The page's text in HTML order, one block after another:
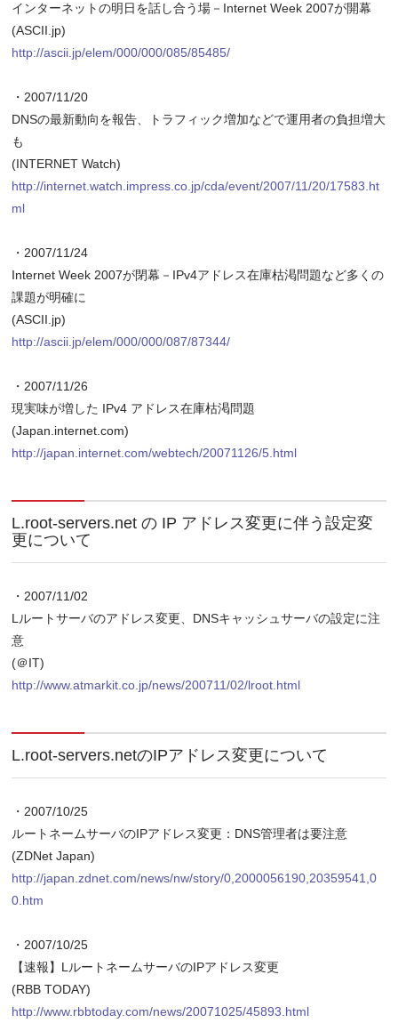
インターネットの明日を話し合う場－Internet Week 2007が開幕
(ASCII.jp)
http://ascii.jp/elem/000/000/085/85485/
・2007/11/20
DNSの最新動向を報告、トラフィック増加などで運用者の負担増大
も
(INTERNET Watch)
http://internet.watch.impress.co.jp/cda/event/2007/11/20/17583.ht
ml
・2007/11/24
Internet Week 2007が閉幕－IPv4アドレス在庫枯渇問題など多くの
課題が明確に
(ASCII.jp)
http://ascii.jp/elem/000/000/087/87344/
・2007/11/26
現実味が増した IPv4 アドレス在庫枯渇問題
(Japan.internet.com)
http://japan.internet.com/webtech/20071126/5.html
L.root-servers.net の IP アドレス変更に伴う設定変
更について
・2007/11/02
Lルートサーバのアドレス変更、DNSキャッシュサーバの設定に注
意
(＠IT)
http://www.atmarkit.co.jp/news/200711/02/lroot.html
L.root-servers.netのIPアドレス変更について
・2007/10/25
ルートネームサーバのIPアドレス変更：DNS管理者は要注意
(ZDNet Japan)
http://japan.zdnet.com/news/nw/story/0,2000056190,20359541,0
0.htm
・2007/10/25
【速報】LルートネームサーバのIPアドレス変更
(RBB TODAY)
http://www.rbbtoday.com/news/20071025/45893.html